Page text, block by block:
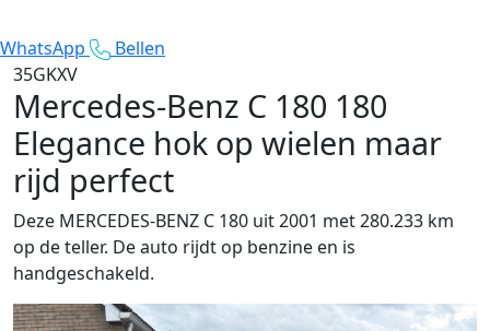
WhatsApp
Bellen
35GKXV
Mercedes-Benz C 180 180
Elegance hok op wielen maar
rijd perfect
Deze MERCEDES-BENZ C 180 uit 2001 met 280.233 km
op de teller. De auto rijdt op benzine en is
handgeschakeld.